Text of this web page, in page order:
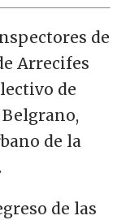
de
Arrecifes
de
de la
de las